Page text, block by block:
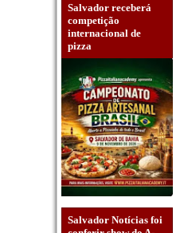
Salvador receberá
competição
internacional de
pizza
Salvador Notícias foi